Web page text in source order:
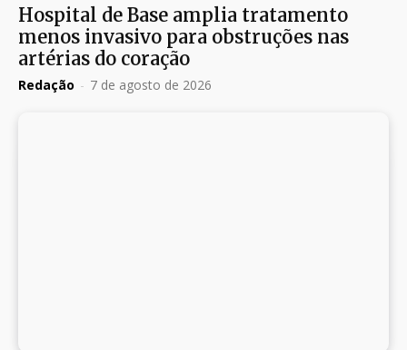
Hospital de Base amplia tratamento
menos invasivo para obstruções nas
artérias do coração
Redação - 7 de agosto de 2026